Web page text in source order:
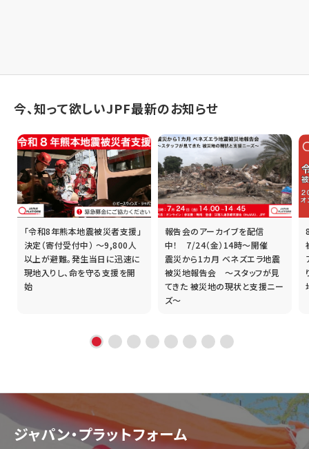
今、知って欲しいJPF最新のお知らせ
「令和8年熊本地震被災者支援」
決定（寄付受付中） ～9,800人
以上が避難。発生当日に迅速に
現地入りし、命を守る支援を開
始
報告会のアーカイブを配信
中！ 7/24（金）14時～開催
震災から1カ月 ベネズエラ地震
被災地報告会 ～スタッフが見
てきた 被災地の現状と支援ニー
ズ～
ジャパン・プラットフォーム